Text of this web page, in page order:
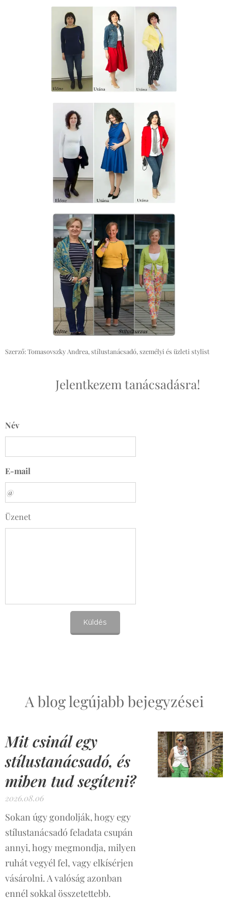
Szerző: Tomasovszky Andrea, stílustanácsadó, személyi és üzleti stylist
Jelentkezem tanácsadásra!
Név
E-mail
Üzenet
Küldés
A blog legújabb bejegyzései
Mit csinál egy
stílustanácsadó, és
miben tud segíteni?
2026.08.06
Sokan úgy gondolják, hogy egy
stílustanácsadó feladata csupán
annyi, hogy megmondja, milyen
ruhát vegyél fel, vagy elkísérjen
vásárolni. A valóság azonban
ennél sokkal összetettebb.